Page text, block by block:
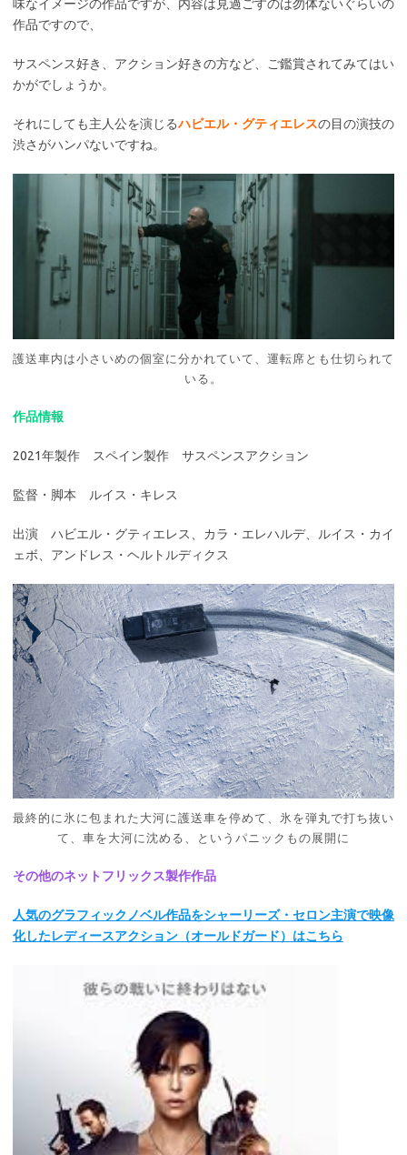
味なイメージの作品ですが、内容は見過ごすのは勿体ないぐらいの
作品ですので、
サスペンス好き、アクション好きの方など、ご鑑賞されてみてはい
かがでしょうか。
それにしても主人公を演じるハビエル・グティエレスの目の演技の
渋さがハンパないですね。
護送車内は小さいめの個室に分かれていて、運転席とも仕切られて
いる。
作品情報
2021年製作 スペイン製作 サスペンスアクション
監督・脚本 ルイス・キレス
出演 ハビエル・グティエレス、カラ・エレハルデ、ルイス・カイ
ェボ、アンドレス・ヘルトルディクス
最終的に氷に包まれた大河に護送車を停めて、氷を弾丸で打ち抜い
て、車を大河に沈める、というパニックもの展開に
その他のネットフリックス製作作品
人気のグラフィックノベル作品をシャーリーズ・セロン主演で映像
化したレディースアクション（オールドガード）はこちら